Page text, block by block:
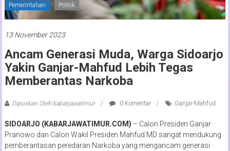
Pemerintahan Politik
13 November 2023
Ancam Generasi Muda, Warga Sidoarjo
Yakin Ganjar-Mahfud Lebih Tegas
Memberantas Narkoba
Diposkan Oleh:kabarjawatimur 0 Komentar Ganjar-Mahfud
SIDOARJO (KABARJAWATIMUR.COM) – Calon Presiden Ganjar
Pranowo dan Calon Wakil Presiden Mahfud MD sangat mendukung
pemberantasan peredaran Narkoba yang mengancam generasi